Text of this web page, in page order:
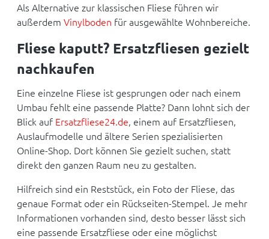
Als Alternative zur klassischen Fliese führen wir
außerdem Vinylboden für ausgewählte Wohnbereiche.
Fliese kaputt? Ersatzfliesen gezielt
nachkaufen
Eine einzelne Fliese ist gesprungen oder nach einem
Umbau fehlt eine passende Platte? Dann lohnt sich der
Blick auf Ersatzfliese24.de, einem auf Ersatzfliesen,
Auslaufmodelle und ältere Serien spezialisierten
Online-Shop. Dort können Sie gezielt suchen, statt
direkt den ganzen Raum neu zu gestalten.
Hilfreich sind ein Reststück, ein Foto der Fliese, das
genaue Format oder ein Rückseiten-Stempel. Je mehr
Informationen vorhanden sind, desto besser lässt sich
eine passende Ersatzfliese oder eine möglichst